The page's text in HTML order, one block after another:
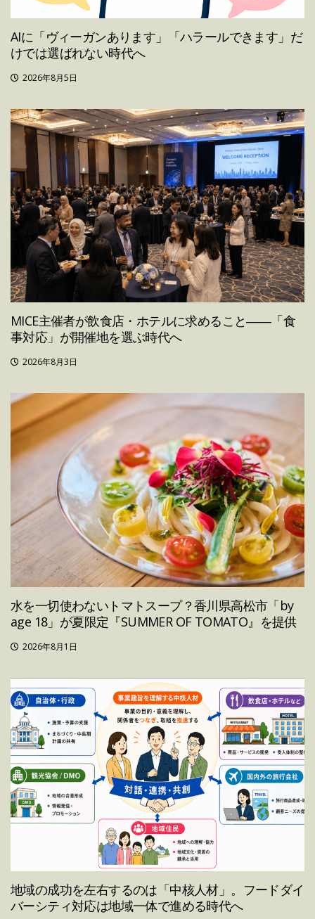
AIに「ヴィーガンあります」「ハラールできます」だ
けでは選ばれない時代へ
2026年8月5日
MICE主催者が飲食店・ホテルに求めること――「食
事対応」が開催地を選ぶ時代へ
2026年8月3日
水を一切使わないトマトスープ？香川県高松市「by
age 18」が夏限定『SUMMER OF TOMATO』を提供
2026年8月1日
地域の成功を左右するのは「中核人材」。フードダイ
バーシティ対応は地域一体で進める時代へ